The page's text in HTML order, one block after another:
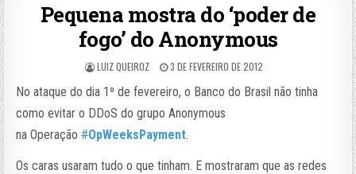
Pequena mostra do ‘poder de
fogo’ do Anonymous
LUIZ QUEIROZ 3 DE FEVEREIRO DE 2012
No ataque do dia 1º de fevereiro, o Banco do Brasil não tinha
como evitar o DDoS do grupo Anonymous
na Operação#OpWeeksPayment.
Os caras usaram tudo o que tinham. E mostraram que as redes